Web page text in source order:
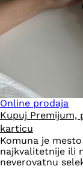
Online prodaja
Kupuj Premijum,
karticu
Komuna je
najkvalitetnije ili
neverovatnu